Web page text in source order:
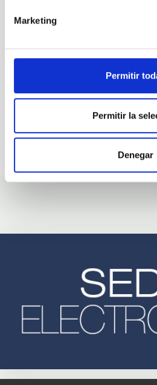
Marketing
Permitir
Permitir la
Denegar
Desde el IAC
estamos
con